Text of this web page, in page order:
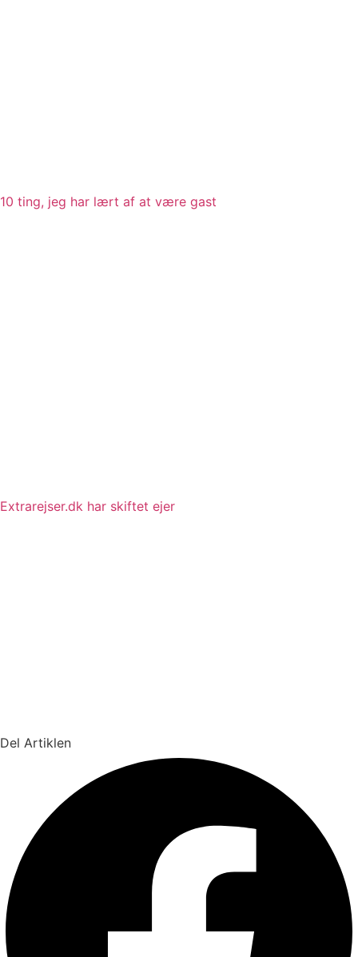
10 ting, jeg har lært af at være gast
Extrarejser.dk har skiftet ejer
Del Artiklen